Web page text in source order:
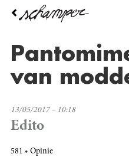
Overslaan
inhoud
Pantomime in plaats
van
13/05/2017 – 10:18
Edito
581 Opinie